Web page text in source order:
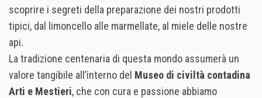
scoprire i segreti della preparazione dei nostri prodotti
tipici, dal limoncello alle marmellate, al miele delle nostre
api.
La tradizione centenaria di questa mondo assumerà un
valore tangibile all’interno del Museo di civiltà contadina
Arti e Mestieri, che con cura e passione abbiamo